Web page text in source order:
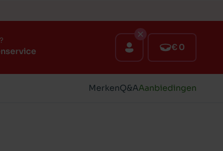
€ 0
MerkenQ&AAanbiedingen